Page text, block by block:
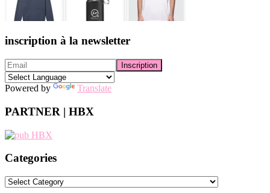
inscription à la newsletter
Powered by Translate
PARTNER | HBX
Categories
Categories